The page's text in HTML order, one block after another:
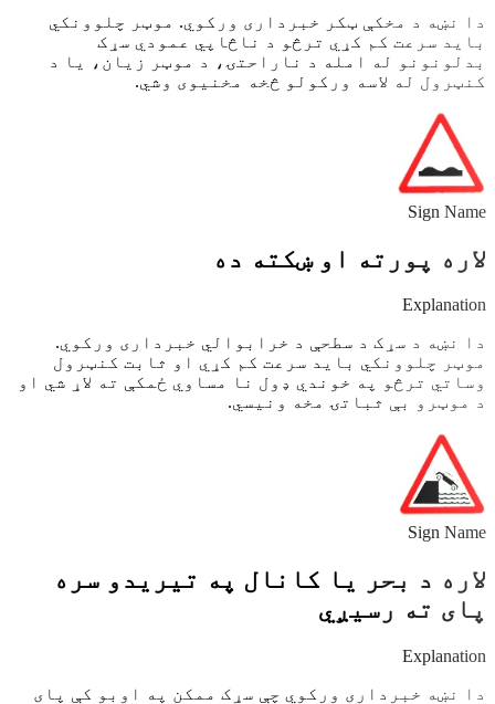
دا نښه د مخکې ټکر خبرداری ورکوي. موټر چلوونکي
باید سرعت کم کړي ترڅو د ناڅاپي عمودي سړک
بدلونونو له امله د ناراحتۍ، د موټر زیان، یا د
کنټرول له لاسه ورکولو څخه مخنیوی وشي.
Sign Name
لاره پورته او ښکته ده
Explanation
دا نښه د سړک د سطحې د خرابوالي خبرداری ورکوي.
موټر چلوونکي باید سرعت کم کړي او ثابت کنټرول
وساتي ترڅو په خوندي ډول نا مساوي ځمکې ته لاړ شي او
د موټرو بې ثباتۍ مخه ونیسي.
Sign Name
لاره د بحر یا کانال په تیریدو سره
پای ته رسیږي
Explanation
دا نښه خبرداری ورکوي چې سړک ممکن په اوبو کې پای